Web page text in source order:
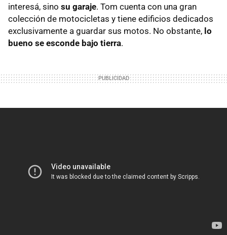
interesá, sino su garaje. Tom cuenta con una gran
colección de motocicletas y tiene edificios dedicados
exclusivamente a guardar sus motos. No obstante, lo
bueno se esconde bajo tierra.